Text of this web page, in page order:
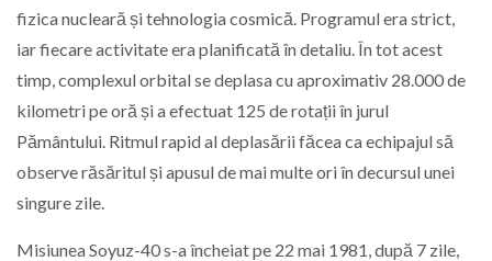
fizica nucleară și tehnologia cosmică. Programul era strict,
iar fiecare activitate era planificată în detaliu. În tot acest
timp, complexul orbital se deplasa cu aproximativ 28.000 de
kilometri pe oră și a efectuat 125 de rotații în jurul
Pământului. Ritmul rapid al deplasării făcea ca echipajul să
observe răsăritul și apusul de mai multe ori în decursul unei
singure zile.
Misiunea Soyuz-40 s-a încheiat pe 22 mai 1981, după 7 zile,